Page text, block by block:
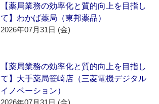
【薬局業務の効率化と質的向上を目指し
て】わかば薬局（東邦薬品）
2026年07月31日 (金)
【薬局業務の効率化と質的向上を目指し
て】大手薬局笹崎店（三菱電機デジタル
イノベーション）